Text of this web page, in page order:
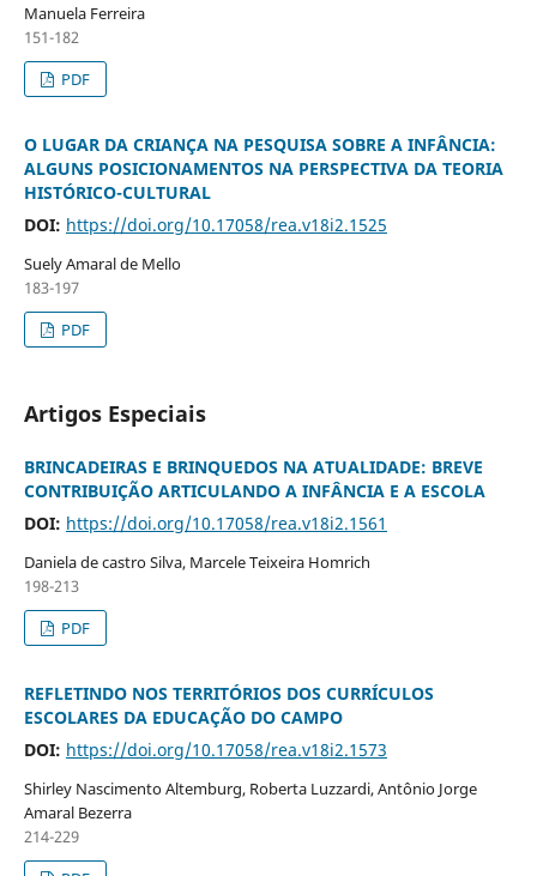
Manuela Ferreira
151-182
PDF
O LUGAR DA CRIANÇA NA PESQUISA SOBRE A INFÂNCIA:
ALGUNS POSICIONAMENTOS NA PERSPECTIVA DA TEORIA
HISTÓRICO-CULTURAL
DOI: https://doi.org/10.17058/rea.v18i2.1525
Suely Amaral de Mello
183-197
PDF
Artigos Especiais
BRINCADEIRAS E BRINQUEDOS NA ATUALIDADE: BREVE
CONTRIBUIÇÃO ARTICULANDO A INFÂNCIA E A ESCOLA
DOI: https://doi.org/10.17058/rea.v18i2.1561
Daniela de castro Silva, Marcele Teixeira Homrich
198-213
PDF
REFLETINDO NOS TERRITÓRIOS DOS CURRÍCULOS
ESCOLARES DA EDUCAÇÃO DO CAMPO
DOI: https://doi.org/10.17058/rea.v18i2.1573
Shirley Nascimento Altemburg, Roberta Luzzardi, Antônio Jorge
Amaral Bezerra
214-229